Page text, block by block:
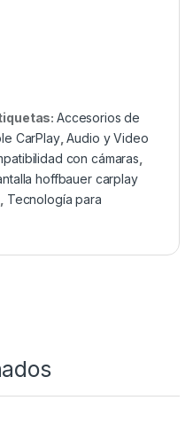
Accesorios de
CarPlay,Audio y Video
con cámaras
hoffbauer carplay
Tecnología para